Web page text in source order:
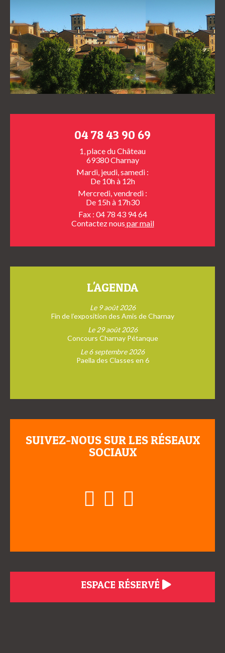
04 78 43 90 69
1, place du Château
69380 Charnay
Mardi, jeudi, samedi :
De 10h à 12h
Mercredi, vendredi :
De 15h à 17h30
Fax : 04 78 43 94 64
Contactez nous par mail
L'AGENDA
Le 9 août 2026
Fin de l’exposition des Amis de Charnay
Le 29 août 2026
Concours Charnay Pétanque
Le 6 septembre 2026
Paella des Classes en 6
SUIVEZ-NOUS SUR LES RÉSEAUX
SOCIAUX
ESPACE RÉSERVÉ